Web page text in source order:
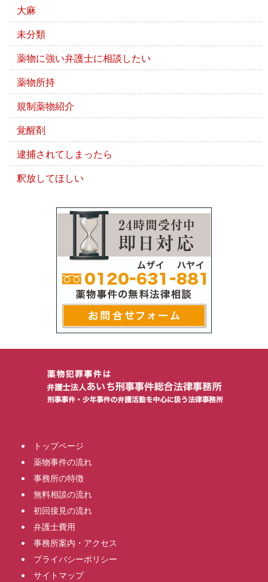
大麻
未分類
薬物に強い弁護士に相談したい
薬物所持
規制薬物紹介
覚醒剤
逮捕されてしまったら
釈放してほしい
トップページ
薬物事件の流れ
事務所の特徴
無料相談の流れ
初回接見の流れ
弁護士費用
事務所案内・アクセス
プライバシーポリシー
サイトマップ